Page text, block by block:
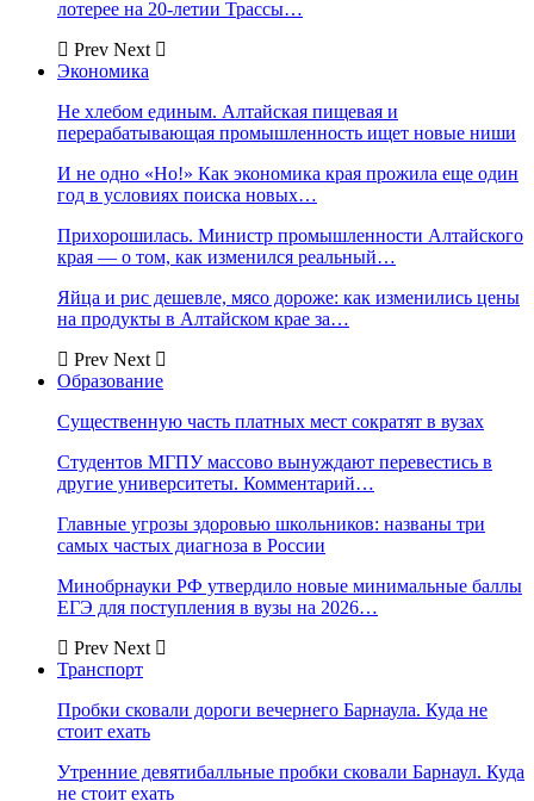
лотерее на 20-летии Трассы…
Prev Next
Экономика
Не хлебом единым. Алтайская пищевая и
перерабатывающая промышленность ищет новые ниши
И не одно «Но!» Как экономика края прожила еще один
год в условиях поиска новых…
Прихорошилась. Министр промышленности Алтайского
края — о том, как изменился реальный…
Яйца и рис дешевле, мясо дороже: как изменились цены
на продукты в Алтайском крае за…
Prev Next
Образование
Существенную часть платных мест сократят в вузах
Студентов МГПУ массово вынуждают перевестись в
другие университеты. Комментарий…
Главные угрозы здоровью школьников: названы три
самых частых диагноза в России
Минобрнауки РФ утвердило новые минимальные баллы
ЕГЭ для поступления в вузы на 2026…
Prev Next
Транспорт
Пробки сковали дороги вечернего Барнаула. Куда не
стоит ехать
Утренние девятибалльные пробки сковали Барнаул. Куда
не стоит ехать